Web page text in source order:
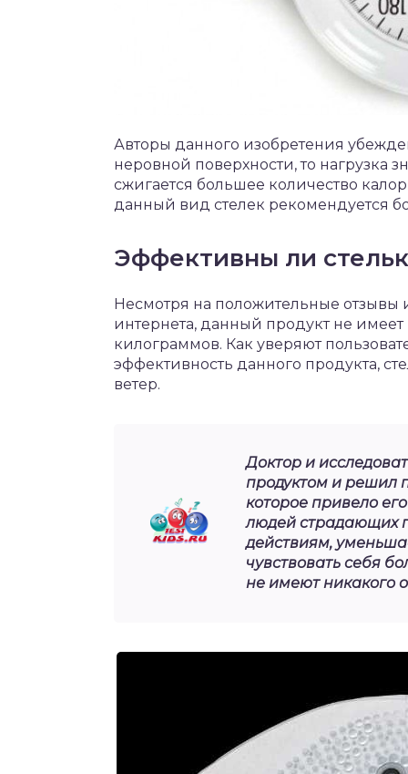
Авторы данного изобретения
неровной поверхности, то нагрузка
сжигается большее количество
данный вид стелек рекомендуется
Эффективны ли
Несмотря на положительные
интернета, данный продукт не
килограммов. Как уверяют
эффективность данного продукта,
ветер.
Доктор и
продуктом и решил
которое привело
людей страдающих
действиям,
чувствовать себя
не имеют никакого